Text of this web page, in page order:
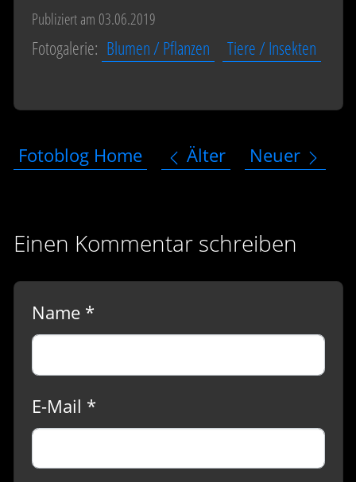
Publiziert am 03.06.2019
Fotogalerie: Blumen / Pflanzen Tiere / Insekten
Fotoblog Home Älter Neuer
Einen Kommentar schreiben
Name *
E-Mail *